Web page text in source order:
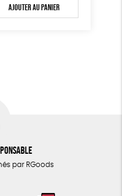
Ajouter au panier
par RGoods